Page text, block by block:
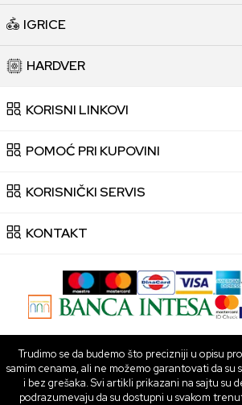
IGRICE
HARDVER
KORISNI LINKOVI
POMOĆ PRI KUPOVINI
KORISNIČKI SERVIS
KONTAKT
Trudimo se da budemo što precizniji u opisu
samim cenama, ali ne možemo garantovati da
i bez grešaka. Svi artikli prikazani na sajtu su
podrazumevaju da su dostupni u svakom